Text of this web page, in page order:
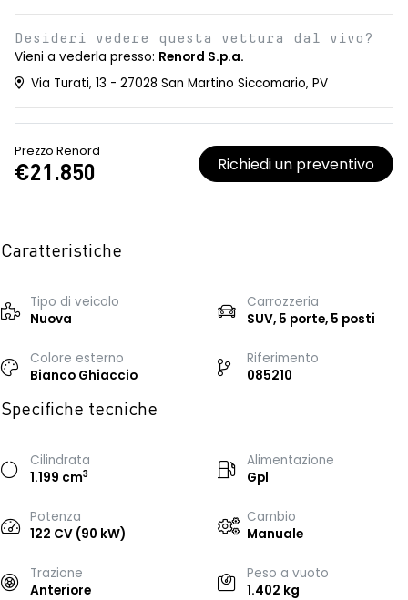
Desideri vedere questa vettura dal vivo?
Vieni a vederla presso: Renord S.p.a.
Via Turati, 13 - 27028 San Martino Siccomario, PV
Prezzo Renord
€21.850 Richiedi un preventivo
Caratteristiche
Tipo di veicolo
Nuova
Carrozzeria
SUV, 5 porte, 5 posti
Colore esterno
Bianco Ghiaccio
Riferimento
085210
Specifiche tecniche
Cilindrata
1.199 cm3
Alimentazione
Gpl
Potenza
122 CV (90 kW)
Cambio
Manuale
Trazione
Anteriore
Peso a vuoto
1.402 kg